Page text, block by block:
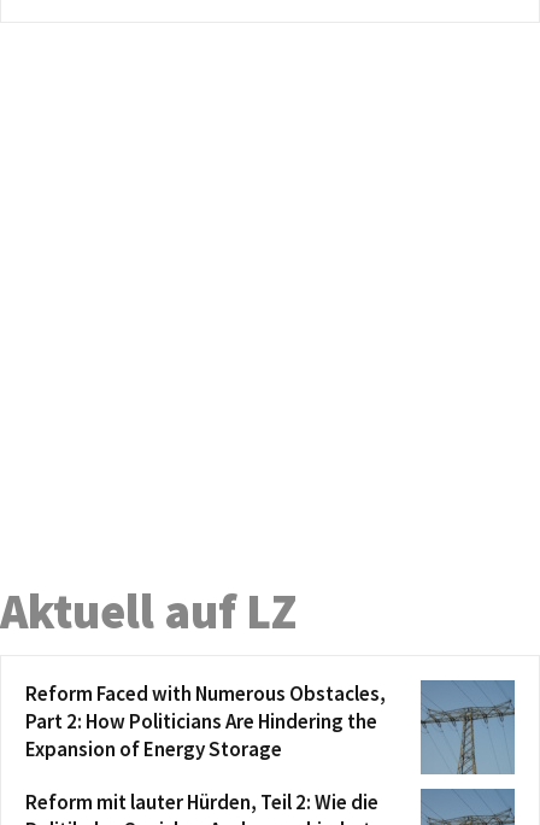
Aktuell auf LZ
Reform Faced with Numerous Obstacles,
Part 2: How Politicians Are Hindering the
Expansion of Energy Storage
Reform mit lauter Hürden, Teil 2: Wie die